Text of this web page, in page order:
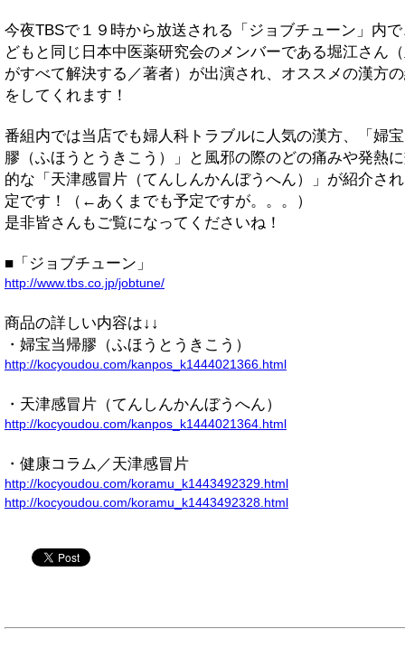
今夜TBSで１９時から放送される「ジョブチューン」内
どもと同じ日本中医薬研究会のメンバーである堀江さん
がすべて解決する／著者）が出演され、オススメの漢方
をしてくれます！
番組内では当店でも婦人科トラブルに人気の漢方、「婦
膠（ふほうとうきこう）」と風邪の際のどの痛みや発熱
的な「天津感冒片（てんしんかんぼうへん）」が紹介さ
定です！（←あくまでも予定ですが。。。）
是非皆さんもご覧になってくださいね！
■「ジョブチューン」
http://www.tbs.co.jp/jobtune/
商品の詳しい内容は↓↓
・婦宝当帰膠（ふほうとうきこう）
http://kocyoudou.com/kanpos_k1444021366.html
・天津感冒片（てんしんかんぼうへん）
http://kocyoudou.com/kanpos_k1444021364.html
・健康コラム／天津感冒片
http://kocyoudou.com/koramu_k1443492329.html
http://kocyoudou.com/koramu_k1443492328.html